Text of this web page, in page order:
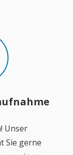
Unser
Sie gerne